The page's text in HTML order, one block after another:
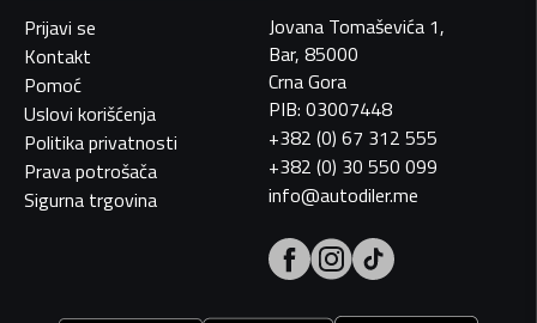
Prijavi se
Kontakt
Pomoć
Uslovi korišćenja
Politika privatnosti
Prava potrošača
Sigurna trgovina
Jovana Tomaševića 1,
Bar, 85000
Crna Gora
PIB: 03007448
+382 (0) 67 312 555
+382 (0) 30 550 099
info@autodiler.me